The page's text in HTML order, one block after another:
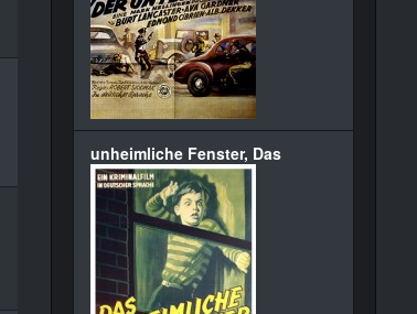
unheimliche Fenster, Das